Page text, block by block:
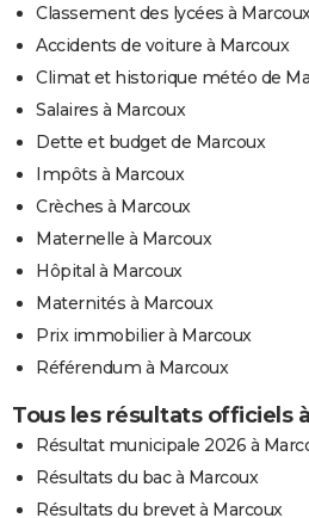
Classement des lycées à
Accidents de voiture à Marcoux
Climat et historique météo de
Salaires à Marcoux
Dette et budget de Marcoux
Impôts à Marcoux
Crèches à Marcoux
Maternelle à Marcoux
Hôpital à Marcoux
Maternités à Marcoux
Prix immobilier à Marcoux
Référendum à Marcoux
Tous les résultats officiels
Résultat municipale 2026 à
Résultats du bac à Marcoux
Résultats du brevet à Marcoux